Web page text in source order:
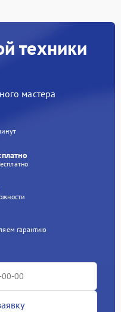
техники
мастера
гарантию